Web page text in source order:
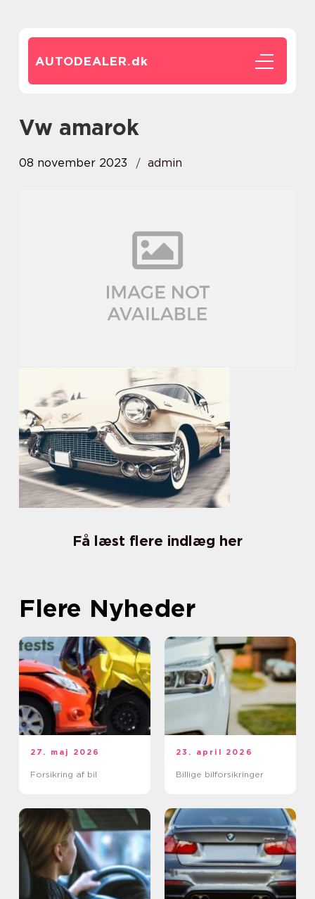
AUTODEALER.dk
vw amarok
08 november 2023 admin
Få læst flere indlæg her
Flere Nyheder
27. maj 2026
Forsikring af bil
23. april 2026
Billige bilforsikringer